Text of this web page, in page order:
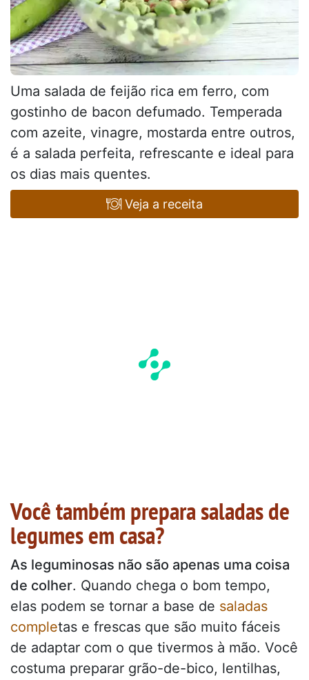
Uma salada de feijão rica em ferro, com
gostinho de bacon defumado. Temperada
com azeite, vinagre, mostarda entre outros,
é a salada perfeita, refrescante e ideal para
os dias mais quentes.
Veja a receita
Você também prepara saladas de
legumes em casa?
As leguminosas não são apenas uma coisa
de colher. Quando chega o bom tempo,
elas podem se tornar a base de saladas
completas e frescas que são muito fáceis
de adaptar com o que tivermos à mão. Você
costuma preparar grão-de-bico, lentilhas,